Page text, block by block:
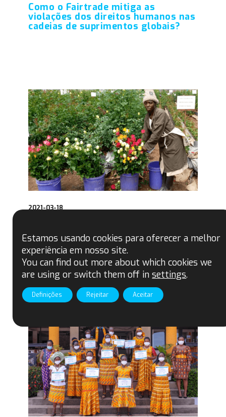
Como o Fairtrade mitiga as
violações dos direitos humanos nas
cadeias de suprimentos globais?
2021-03-18
mulheres que impulsionam o
movimento Comercio Justo
Fairtrade
Estamos usando cookies para oferecer a melhor
experiência em nosso site.
You can find out more about which cookies we
are using or switch them off insettings.
Aceitar
Rejeitar
Definições